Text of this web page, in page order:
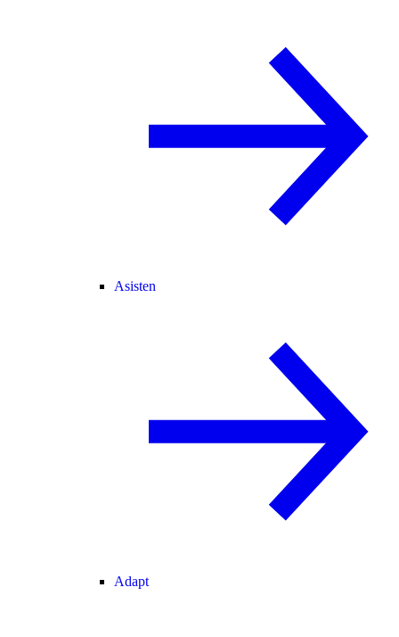
Asisten
Adapt